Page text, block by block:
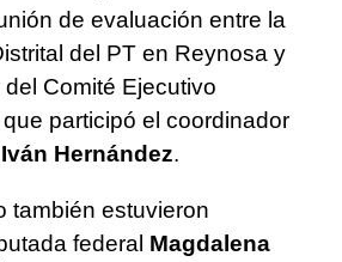
de evaluación entre la
del PT en Reynosa y
Comité Ejecutivo
participó el coordinador
Hernández.
también estuvieron
federal Magdalena